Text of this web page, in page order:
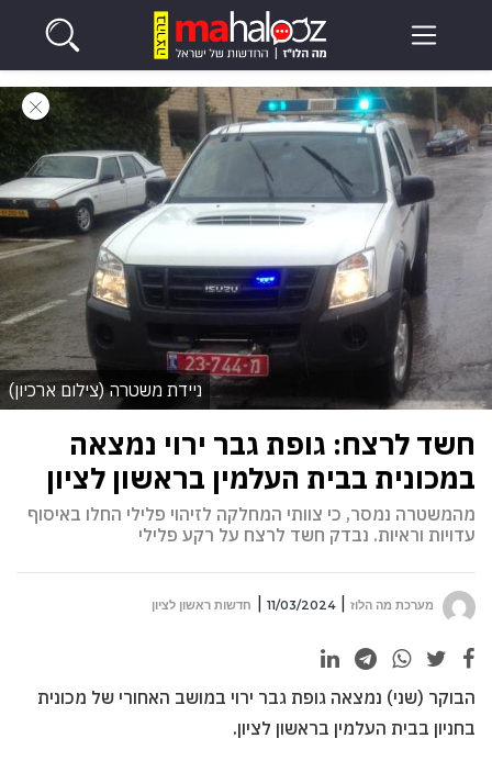
ניידת משטרה (צילום ארכיון)
חשד לרצח: גופת גבר ירוי נמצאה
במכונית בבית העלמין בראשון לציון
מהמשטרה נמסר, כי צוותי המחלקה לזיהוי פלילי החלו באיסוף
עדויות וראיות. נבדק חשד לרצח על רקע פלילי
מערכת מה הלוז 11/03/2024 חדשות ראשון לציון
הבוקר (שני) נמצאה גופת גבר ירוי במושב האחורי של מכונית
בחניון בבית העלמין בראשון לציון.